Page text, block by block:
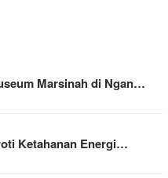
Marsinah di Ngan…
Ketahanan Energi…